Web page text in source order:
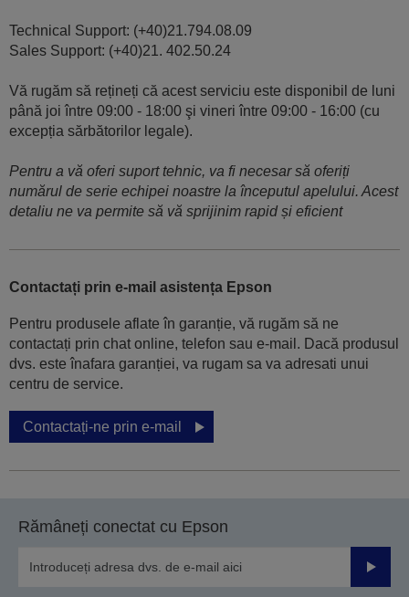
Technical Support: (+40)21.794.08.09
Sales Support: (+40)21. 402.50.24
Vă rugăm să rețineți că acest serviciu este disponibil de luni
până joi între 09:00 - 18:00 şi vineri între 09:00 - 16:00 (cu
excepția sărbătorilor legale).
Pentru a vă oferi suport tehnic, va fi necesar să oferiți
numărul de serie echipei noastre la începutul apelului. Acest
detaliu ne va permite să vă sprijinim rapid și eficient
Contactați prin e-mail asistența Epson
Pentru produsele aflate în garanție, vă rugăm să ne
contactați prin chat online, telefon sau e-mail. Dacă produsul
dvs. este înafara garanției, va rugam sa va adresati unui
centru de service.
Contactați-ne prin e-mail
Rămâneți conectat cu Epson